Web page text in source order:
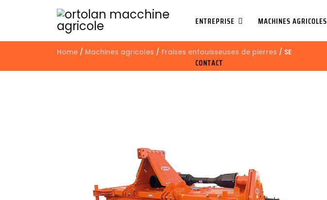
ENTREPRISE MACHINES AGRICOLES
CONTACT
Home / Machines agricoles / Fraises enfouisseuses de pierres / SE